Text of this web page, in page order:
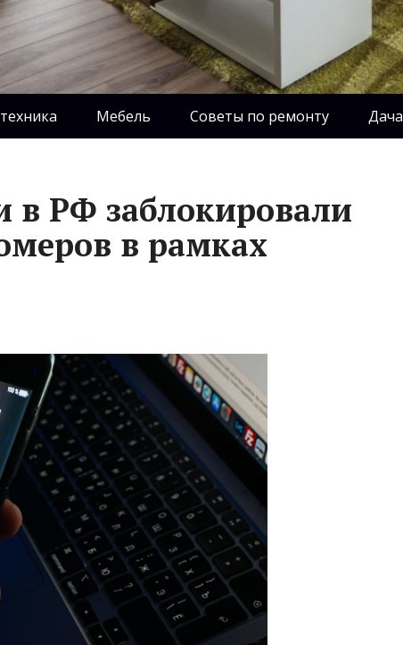
Мебель Советы по ремонту Дача
в РФ заблокировали
в рамках